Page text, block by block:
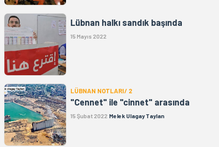
Lübnan halkı sandık başında
15 Mayıs 2022
LÜBNAN NOTLARI/ 2
"Cennet" ile "cinnet" arasında
15 Şubat 2022 Melek Ulagay Taylan